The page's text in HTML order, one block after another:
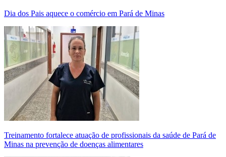
Dia dos Pais aquece o comércio em Pará de Minas
Treinamento fortalece atuação de profissionais da saúde de Pará de
Minas na prevenção de doenças alimentares